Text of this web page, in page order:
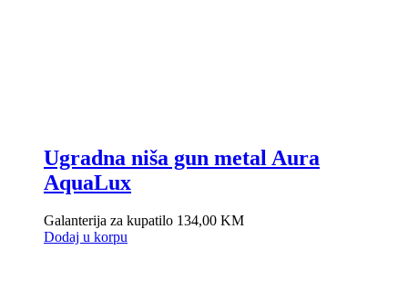
Ugradna niša gun metal Aura
AquaLux
Galanterija za kupatilo 134,00 KM
Dodaj u korpu